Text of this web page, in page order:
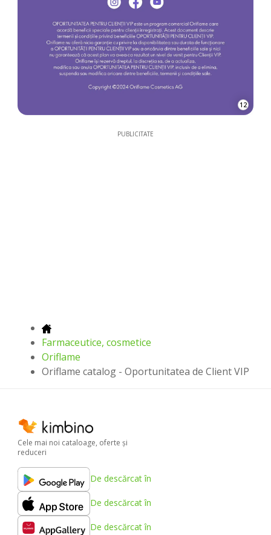
12
PUBLICITATE
Farmaceutice, cosmetice
Oriflame
Oriflame catalog - Oportunitatea de Client VIP
Cele mai noi cataloage, oferte şi
reduceri
De descărcat în
De descărcat în
De descărcat în